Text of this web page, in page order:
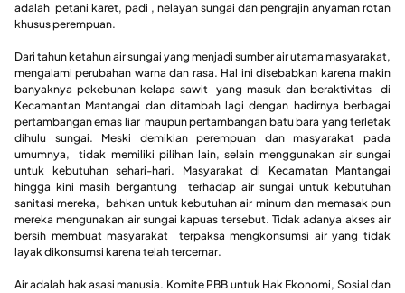
adalah petani karet, padi , nelayan sungai dan pengrajin anyaman rotan
khusus perempuan.
Dari tahun ketahun air sungai yang menjadi sumber air utama masyarakat,
mengalami perubahan warna dan rasa. Hal ini disebabkan karena makin
banyaknya pekebunan kelapa sawit yang masuk dan beraktivitas di
Kecamantan Mantangai dan ditambah lagi dengan hadirnya berbagai
pertambangan emas liar maupun pertambangan batu bara yang terletak
dihulu sungai. Meski demikian perempuan dan masyarakat pada
umumnya, tidak memiliki pilihan lain, selain menggunakan air sungai
untuk kebutuhan sehari-hari. Masyarakat di Kecamatan Mantangai
hingga kini masih bergantung terhadap air sungai untuk kebutuhan
sanitasi mereka, bahkan untuk kebutuhan air minum dan memasak pun
mereka mengunakan air sungai kapuas tersebut. Tidak adanya akses air
bersih membuat masyarakat terpaksa mengkonsumsi air yang tidak
layak dikonsumsi karena telah tercemar.
Air adalah hak asasi manusia. Komite PBB untuk Hak Ekonomi, Sosial dan